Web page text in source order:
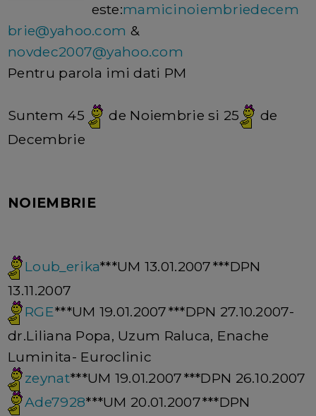
este:mamicinoiembriedecem
brie@yahoo.com &
novdec2007@yahoo.com
Pentru parola imi dati PM
Suntem 45 de Noiembrie si 25
de
Decembrie
NOIEMBRIE
Loub_erika***UM 13.01.2007***DPN
13.11.2007
RGE***UM 19.01.2007***DPN 27.10.2007-
dr.Liliana Popa, Uzum Raluca, Enache
Luminita- Euroclinic
zeynat***UM 19.01.2007***DPN 26.10.2007
Ade7928***UM 20.01.2007***DPN